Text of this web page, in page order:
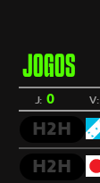
JOGOS
J: 0 V:
H2H
H2H